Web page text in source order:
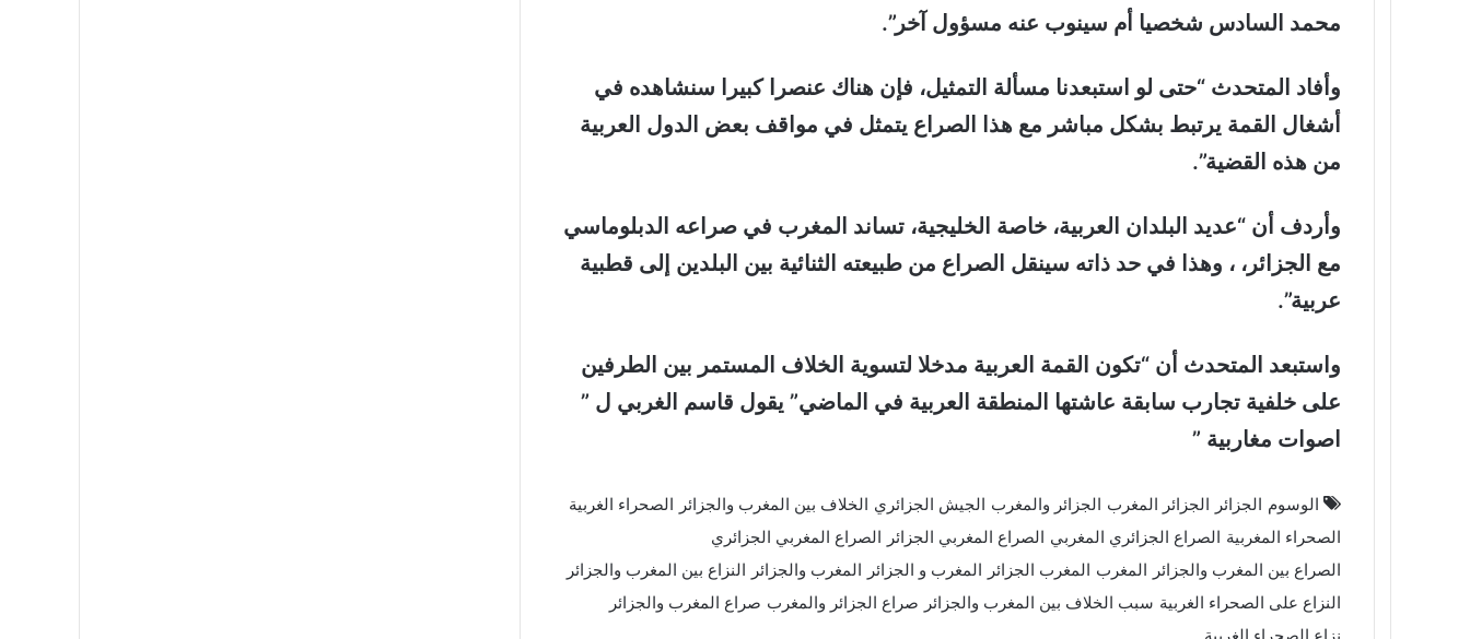
محمد السادس شخصيا أم سينوب عنه مسؤول آخر”.
وأفاد المتحدث “حتى لو استبعدنا مسألة التمثيل، فإن هناك عنصرا كبيرا سنشاهده في
أشغال القمة يرتبط بشكل مباشر مع هذا الصراع يتمثل في مواقف بعض الدول العربية
من هذه القضية”.
وأردف أن “عديد البلدان العربية، خاصة الخليجية، تساند المغرب في صراعه الدبلوماسي
مع الجزائر، ، وهذا في حد ذاته سينقل الصراع من طبيعته الثنائية بين البلدين إلى قطبية
عربية”.
واستبعد المتحدث أن “تكون القمة العربية مدخلا لتسوية الخلاف المستمر بين الطرفين
على خلفية تجارب سابقة عاشتها المنطقة العربية في الماضي” يقول قاسم الغربي ل ”
اصوات مغاربية ”
الوسوم الجزائر الجزائر المغرب الجزائر والمغرب الجيش الجزائري الخلاف بين المغرب والجزائر الصحراء الغربية
الصحراء المغربية الصراع الجزائري المغربي الصراع المغربي الجزائر الصراع المغربي الجزائري
الصراع بين المغرب والجزائر المغرب المغرب الجزائر المغرب و الجزائر المغرب والجزائر النزاع بين المغرب والجزائر
النزاع على الصحراء الغربية سبب الخلاف بين المغرب والجزائر صراع الجزائر والمغرب صراع المغرب والجزائر
نزاع الصحراء الغربية